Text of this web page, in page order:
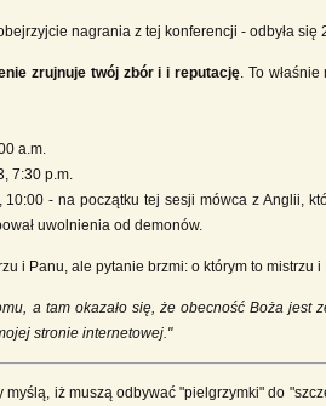
nagrania z tej konferencji - odbyła się
zrujnuje twój zbór i i reputację. To
a.m.
7:30 p.m.
- na początku tej sesji mówca z Anglii,
uwolnienia od demonów.
i Panu, ale pytanie brzmi: o którym to
a tam okazało się, że obecność Boża
stronie internetowej."
iż muszą odbywać "pielgrzymki" do